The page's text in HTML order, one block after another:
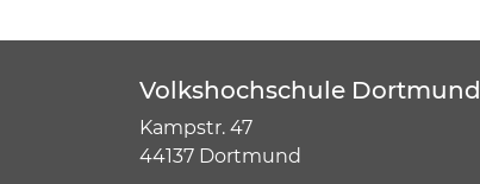
Volkshochschule Dortmund
Kampstr. 47
44137 Dortmund